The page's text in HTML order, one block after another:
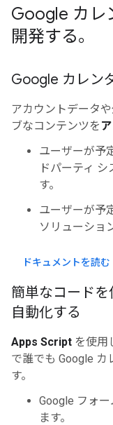
Google カレ
開発する。
Google カレン
アカウントデータ
ブなコンテンツを
ユーザーが予
ドパーティ
す。
ユーザーが予
ソリューショ
ドキュメントを読む
簡単なコード
自動化する
Apps Script を使用
で誰でも Google カ
す。
Google フォ
ます。